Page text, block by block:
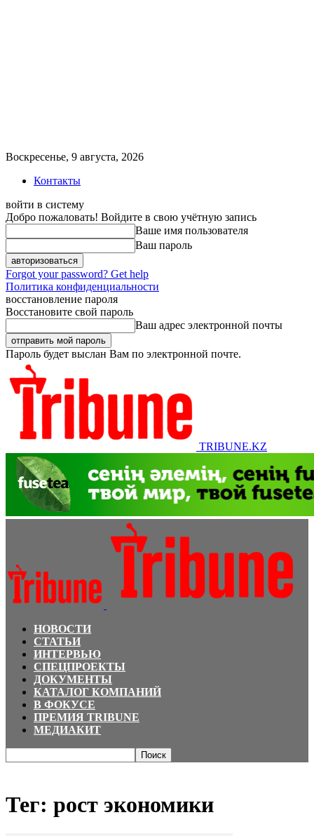
Воскресенье, 9 августа, 2026
Контакты
войти в систему
Добро пожаловать! Войдите в свою учётную запись
Ваше имя пользователя
Ваш пароль
Forgot your password? Get help
Политика конфиденциальности
восстановление пароля
Восстановите свой пароль
Ваш адрес электронной почты
Пароль будет выслан Вам по электронной почте.
TRIBUNE.KZ
НОВОСТИ
СТАТЬИ
ИНТЕРВЬЮ
СПЕЦПРОЕКТЫ
ДОКУМЕНТЫ
КАТАЛОГ КОМПАНИЙ
В ФОКУСЕ
ПРЕМИЯ TRIBUNE
МЕДИАКИТ
Тег: рост экономики